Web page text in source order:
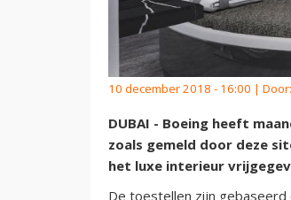
10 december 2018 - 16:00 | Door:
DUBAI - Boeing heeft
zoals gemeld door deze
het luxe interieur
De toestellen zijn gebaseerd